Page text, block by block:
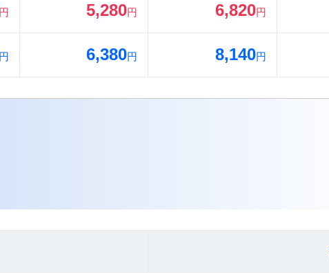
円 5,280円 6,820円
円 6,380円 8,140円